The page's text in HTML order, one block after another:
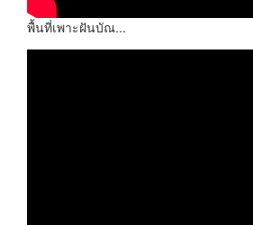
พื้นที่เพาะฝันบัณ...